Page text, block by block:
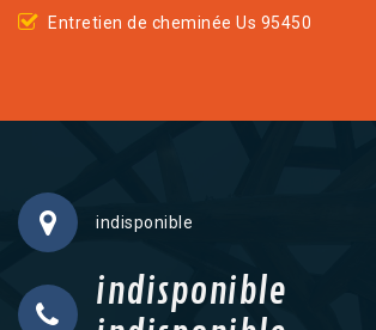
Entretien de cheminée Us 95450
indisponible
indisponible